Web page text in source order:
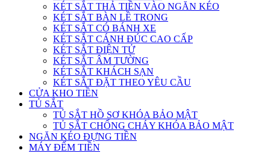
KÉT SẮT THẢ TIỀN VÀO NGĂN KÉO
KÉT SẮT BÀN LỀ TRONG
KÉT SẮT CÓ BÁNH XE
KÉT SẮT CÁNH ĐÚC CAO CẤP
KÉT SẮT ĐIỆN TỬ
KÉT SẮT ÂM TƯỜNG
KÉT SẮT KHÁCH SẠN
KÉT SẮT ĐẶT THEO YÊU CẦU
CỬA KHO TIỀN
TỦ SẮT
TỦ SẮT HỒ SƠ KHÓA BẢO MẬT
TỦ SẮT CHỐNG CHÁY KHÓA BẢO MẬT
NGĂN KÉO ĐỰNG TIỀN
MÁY ĐẾM TIỀN